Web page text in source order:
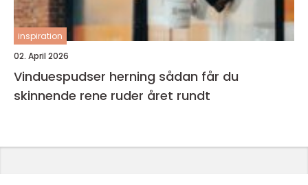
inspiration
02. April 2026
Vinduespudser herning sådan får du
skinnende rene ruder året rundt